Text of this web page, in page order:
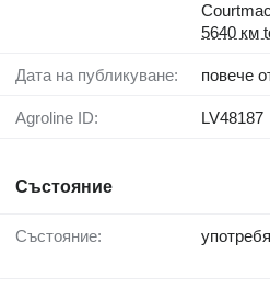
5640 км
Дата на публикуване: повече
Agroline ID: LV48187
Състояние
Състояние: